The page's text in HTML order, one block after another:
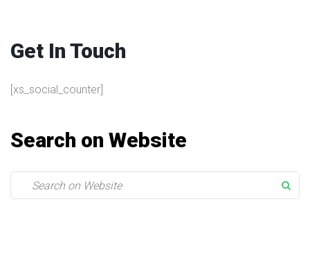
Get In Touch
[xs_social_counter]
Search on Website